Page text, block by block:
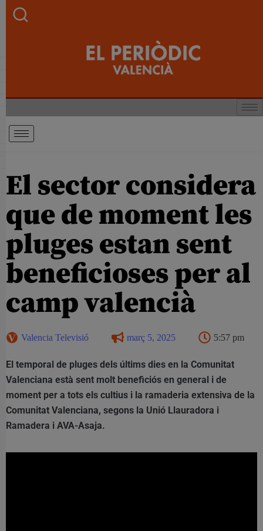
El sector considera
que de moment les
pluges estan sent
beneficioses per al
camp valencià
Valencia Televisió març 5, 2025 5:57 pm
El temporal de pluges dels últims dies en la Comunitat
Valenciana està sent molt beneficiós en general i de
moment per a tots els cultius i la ramaderia extensiva de la
Comunitat Valenciana, segons la Unió Llauradora i
Ramadera i AVA-Asaja.